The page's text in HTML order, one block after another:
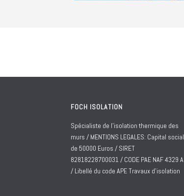
FOCH ISOLATION
Spécialiste de l'isolation thermique des
murs / MENTIONS LEGALES: Capital social
de 50000 Euros / SIRET
82818228700031 / CODE PAE NAF 4329 A
/ Libellé du code APE Travaux d'isolation